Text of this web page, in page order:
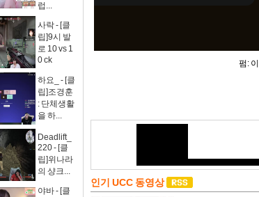
럽...
사락 - [클
립]9시 발
로 10 vs 1
0 ck
하요_ - [클
립]조경훈
: 단체생활
을 하...
Deadlift_
220 - [클
립]위나라
의 샹크...
야바 - [클
펌:
인기 UCC 동영상